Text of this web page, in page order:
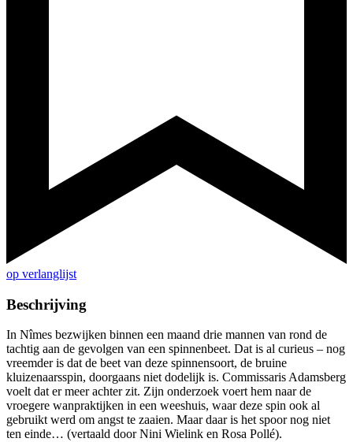
op verlanglijst
Beschrijving
In Nîmes bezwijken binnen een maand drie mannen van rond de
tachtig aan de gevolgen van een spinnenbeet. Dat is al curieus – nog
vreemder is dat de beet van deze spinnensoort, de bruine
kluizenaarsspin, doorgaans niet dodelijk is. Commissaris Adamsberg
voelt dat er meer achter zit. Zijn onderzoek voert hem naar de
vroegere wanpraktijken in een weeshuis, waar deze spin ook al
gebruikt werd om angst te zaaien. Maar daar is het spoor nog niet
ten einde… (vertaald door Nini Wielink en Rosa Pollé).